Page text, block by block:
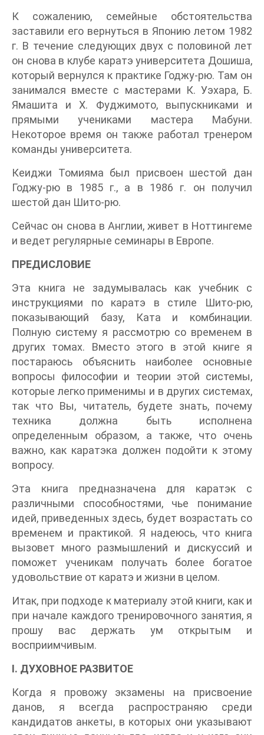
К сожалению, семейные обстоятельства
заставили его вернуться в Японию летом 1982
г. В течение следующих двух с половиной лет
он снова в клубе каратэ университета Дошиша,
который вернулся к практике Годжу-рю. Там он
занимался вместе с мастерами К. Уэхара, Б.
Ямашита и X. Фуджимото, выпускниками и
прямыми учениками мастера Мабуни.
Некоторое время он также работал тренером
команды университета.
Кеиджи Томияма был присвоен шестой дан
Годжу-рю в 1985 г., а в 1986 г. он получил
шестой дан Шито-рю.
Сейчас он снова в Англии, живет в Ноттингеме
и ведет регулярные семинары в Европе.
ПРЕДИСЛОВИЕ
Эта книга не задумывалась как учебник с
инструкциями по каратэ в стиле Шито-рю,
показывающий базу, Ката и комбинации.
Полную систему я рассмотрю со временем в
других томах. Вместо этого в этой книге я
постараюсь объяснить наиболее основные
вопросы философии и теории этой системы,
которые легко применимы и в других системах,
так что Вы, читатель, будете знать, почему
техника должна быть исполнена
определенным образом, а также, что очень
важно, как каратэка должен подойти к этому
вопросу.
Эта книга предназначена для каратэк с
различными способностями, чье понимание
идей, приведенных здесь, будет возрастать со
временем и практикой. Я надеюсь, что книга
вызовет много размышлений и дискуссий и
поможет ученикам получать более богатое
удовольствие от каратэ и жизни в целом.
Итак, при подходе к материалу этой книги, как и
при начале каждого тренировочного занятия, я
прошу вас держать ум открытым и
восприимчивым.
I. ДУХОВНОЕ РАЗВИТОЕ
Когда я провожу экзамены на присвоение
данов, я всегда распространяю среди
кандидатов анкеты, в которых они указывают